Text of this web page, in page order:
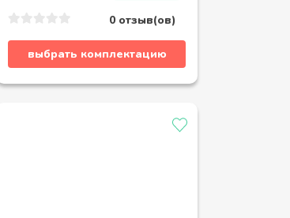
0 отзыв(ов)
выбрать комплектацию